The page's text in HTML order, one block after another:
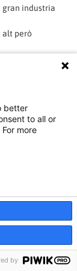
gran industria
alt però
better
to all or
more
by